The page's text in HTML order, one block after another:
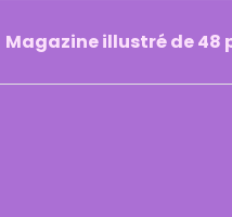
Magazine illustré de 48